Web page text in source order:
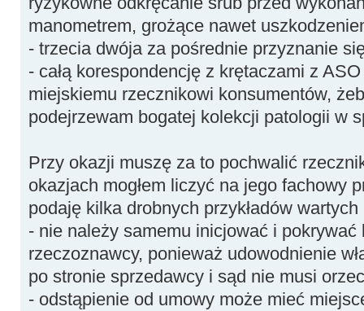
manometrem, grożące nawet
- trzecia dwója za pośrednie przyznanie
- całą korespondencję z krętaczami z
miejskiemu rzecznikowi konsumentów,
podejrzewam bogatej kolekcji patologii w
Przy okazji muszę za to pochwalić
okazjach mogłem liczyć na jego fachowy
podaję kilka drobnych przykładów wartych
- nie należy samemu inicjować i pokrywać
rzeczoznawcy, ponieważ udowodnienie
po stronie sprzedawcy i sąd nie musi
- odstąpienie od umowy może mieć